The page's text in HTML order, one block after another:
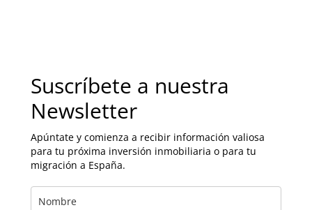
Suscríbete a nuestra
Newsletter
Apúntate y comienza a recibir información valiosa
para tu próxima inversión inmobiliaria o para tu
migración a España.